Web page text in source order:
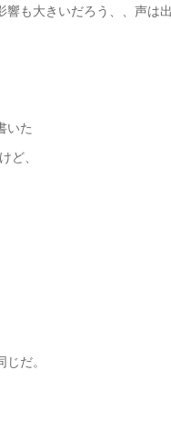
も大きいだろう、、声は
いた
ど、
だ。